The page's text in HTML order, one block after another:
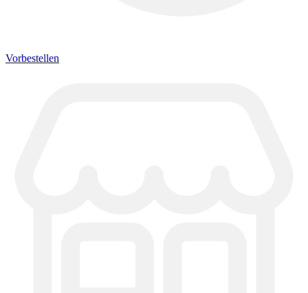
Vorbestellen